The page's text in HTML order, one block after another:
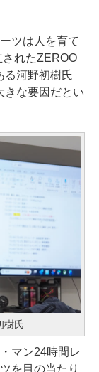
ツは人を育て
れたZEROO
る河野初樹氏
きな要因だとい
樹氏
マン24時間レ
を目の当たり